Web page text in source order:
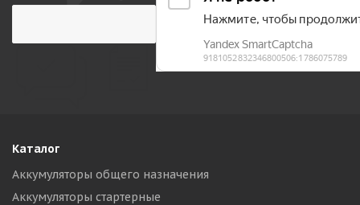
Каталог
Аккумуляторы общего назначения
Аккумуляторы стартерные